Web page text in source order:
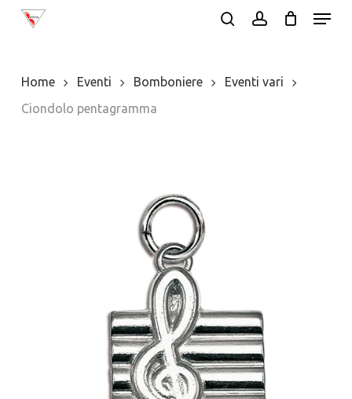
Skip
content
Menu
Home Eventi Bomboniere
Eventi vari
Ciondolo pentagramma